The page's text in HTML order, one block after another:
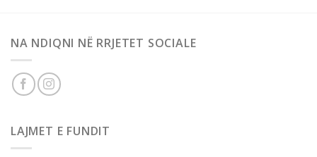
NA NDIQNI NË RRJETET SOCIALE
LAJMET E FUNDIT